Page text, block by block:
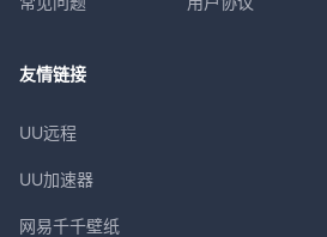
友情链接
UU远程
UU加速器
网易千千壁纸